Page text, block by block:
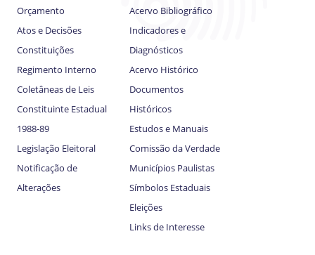
Orçamento
Atos e Decisões
Constituições
Regimento Interno
Coletâneas de Leis
Constituinte Estadual
1988-89
Legislação Eleitoral
Notificação de
Alterações
Acervo Bibliográfico
Indicadores e
Diagnósticos
Acervo Histórico
Documentos
Históricos
Estudos e Manuais
Comissão da Verdade
Municípios Paulistas
Símbolos Estaduais
Eleições
Links de Interesse